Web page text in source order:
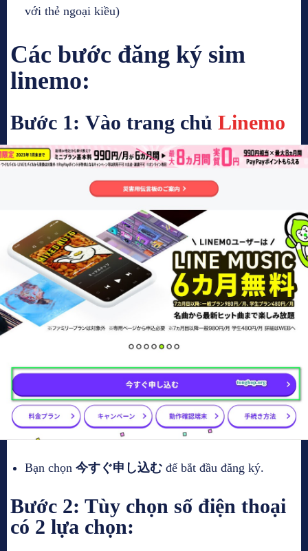
với thẻ ngoại kiều)
Các bước đăng ký sim
linemo:
Bước 1: Vào trang chủ Linemo
Bạn chọn 今すぐ申し込む để bắt đầu đăng ký.
Bước 2: Tùy chọn số điện thoại
có 2 lựa chọn: